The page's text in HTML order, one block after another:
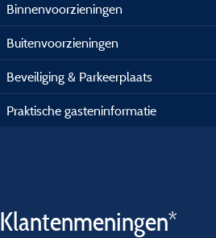
Binnenvoorzieningen
Buitenvoorzieningen
Beveiliging & Parkeerplaats
Praktische gasteninformatie
Klantenmeningen*